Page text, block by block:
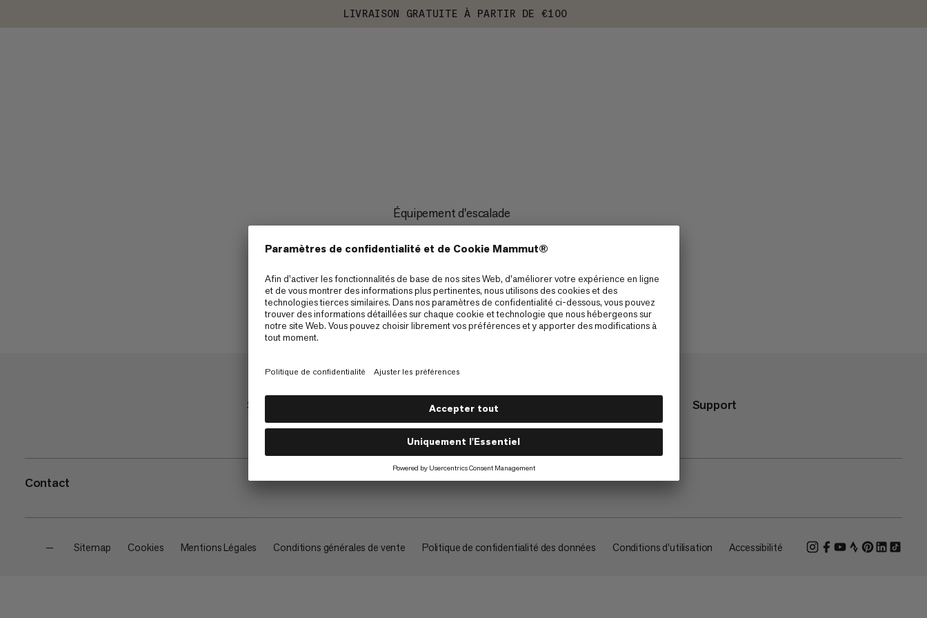
LIVRAISON GRATUITE À PARTIR DE €100
Équipement d'escalade
Shop À propos Support
Contact
— Sitemap Cookies Mentions Légales Conditions générales de vente Politique de confidentialité des données Conditions d'utilisation Accessibilité